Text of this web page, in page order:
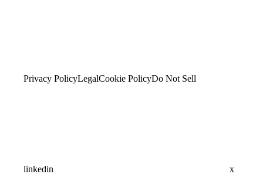
Privacy PolicyLegalCookie PolicyDo Not Sell
linkedin x